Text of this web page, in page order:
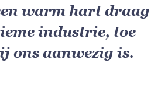
warm hart draag
industrie, toe
ons aanwezig is.